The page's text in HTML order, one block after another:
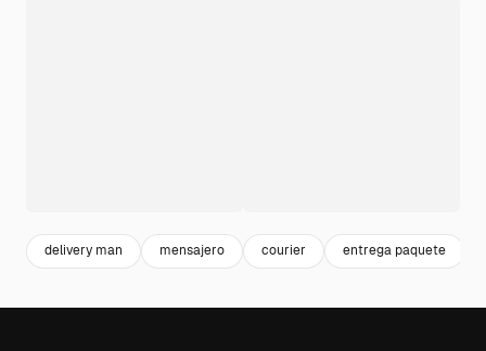
delivery man mensajero courier entrega paquete